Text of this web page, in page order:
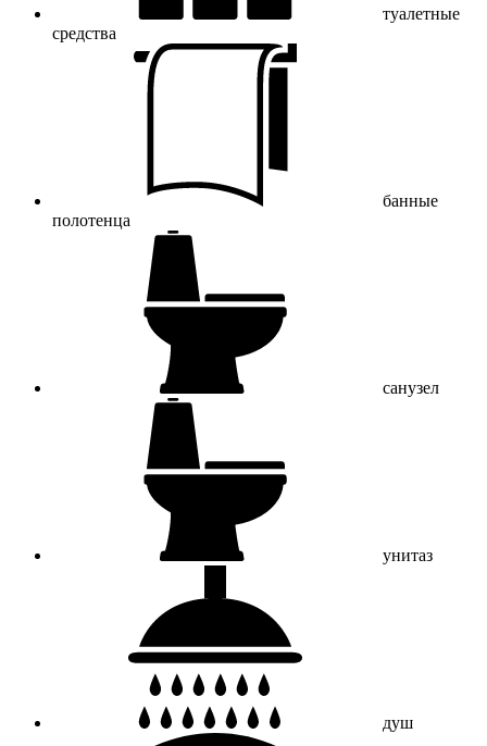
туалетные
средства
банные
полотенца
санузел
унитаз
душ